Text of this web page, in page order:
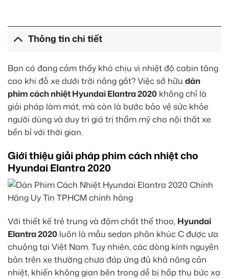
Thông tin chi tiết
Bạn có đang cảm thấy khó chịu vì nhiệt độ cabin tăng
cao khi đỗ xe dưới trời nắng gắt? Việc sở hữu dán
phim cách nhiệt Hyundai Elantra 2020 không chỉ là
giải pháp làm mát, mà còn là bước bảo vệ sức khỏe
người dùng và duy trì giá trị thẩm mỹ cho nội thất xe
bền bỉ với thời gian.
Giới thiệu giải pháp phim cách nhiệt cho
Hyundai Elantra 2020
Với thiết kế trẻ trung và đậm chất thể thao, Hyundai
Elantra 2020 luôn là mẫu sedan phân khúc C được ưa
chuộng tại Việt Nam. Tuy nhiên, các dòng kính nguyên
bản trên xe thường chưa đáp ứng đủ khả năng cản
nhiệt, khiến không gian bên trong dễ bị hấp thụ bức xạ